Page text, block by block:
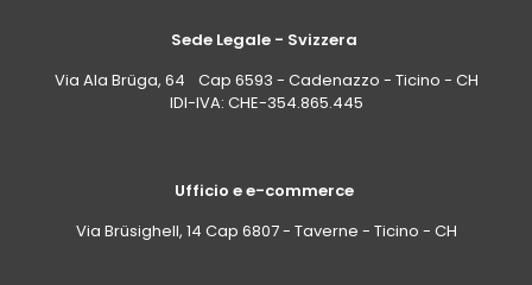
Sede Legale - Svizzera
Via Ala Brüga, 64 Cap 6593 - Cadenazzo - Ticino - CH
IDI-IVA: CHE-354.865.445
Ufficio e e-commerce
Via Brüsighell, 14 Cap 6807 - Taverne - Ticino - CH